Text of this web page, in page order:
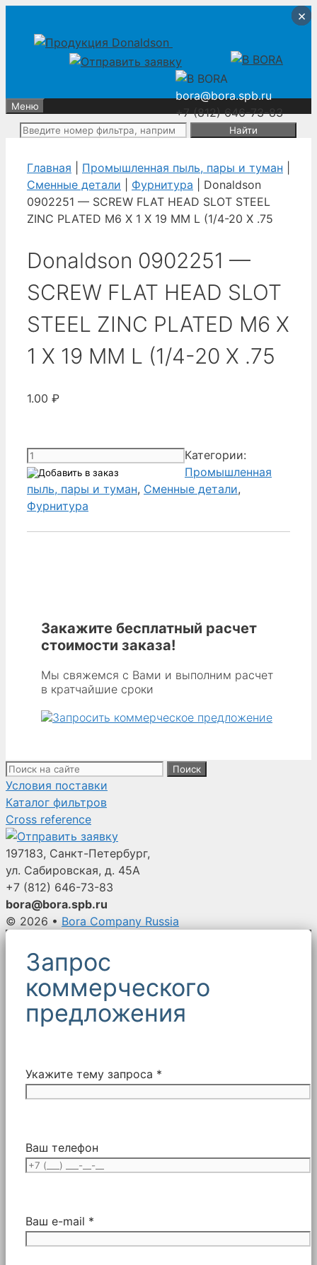
содержимому
содержимому
bora@bora.spb.ru
+7 (812) 646-73-83
Меню
Поиск:
Главная Промышленная пыль, пары и туман
Сменные детали
Фурнитура | Donaldson
0902251 — SCREW FLAT HEAD SLOT STEEL
ZINC PLATED M6 X 1 X 19 MM L (1/4-20 X .75
Donaldson 0902251 —
SCREW FLAT HEAD SLOT
STEEL ZINC PLATED M6 X
1 X 19 MM L (1/4-20 X .75
1.00 ₽
Количество
товара
Donaldson
0902251
ZINC
PLATED
L
(1/4-
20
X
.75
Категории:
Промышленная
пыль, пары и туман, Сменные детали,
Фурнитура
Закажите бесплатный расчет
стоимости заказа!
Мы свяжемся с Вами и выполним расчет
в кратчайшие сроки
Поиск:
Условия поставки
Каталог фильтров
Cross reference
197183, Санкт-Петербург,
ул. Сабировская, д. 45А
+7 (812) 646-73-83
bora@bora.spb.ru
© 2026 • Bora Company Russia
Запрос
коммерческого
предложения
Укажите тему запроса *
Ваш телефон
Ваш e-mail *
×
×
×
×